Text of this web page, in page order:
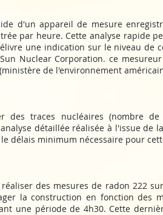
d'un appareil de mesure
par heure. Cette analyse rapide
une indication sur le niveau de
Nuclear Corporation. ce
de l'environnement
des traces nucléaires (nombre
détaillée réalisée à l'issue de
délais minimum nécessaire pour
des mesures de radon 222
la construction en fonction des
une période de 4h30. Cette